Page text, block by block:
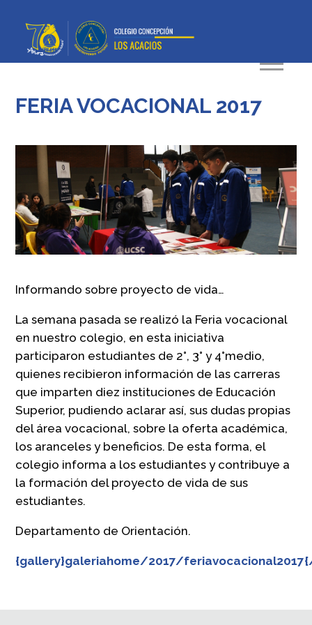
FERIA VOCACIONAL 2017
Informando sobre proyecto de vida…
La semana pasada se realizó la Feria vocacional
en nuestro colegio, en esta iniciativa
participaron estudiantes de 2°, 3° y 4°medio,
quienes recibieron información de las carreras
que imparten diez instituciones de Educación
Superior, pudiendo aclarar así, sus dudas propias
del área vocacional, sobre la oferta académica,
los aranceles y beneficios. De esta forma, el
colegio informa a los estudiantes y contribuye a
la formación del proyecto de vida de sus
estudiantes.
Departamento de Orientación.
{gallery}galeriahome/2017/